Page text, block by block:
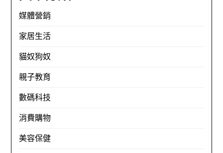
媒體營銷
家居生活
貓奴狗奴
親子教育
數碼科技
消費購物
美容保健